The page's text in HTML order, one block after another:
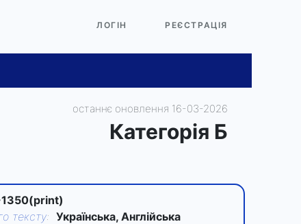
ЛОГІН РЕЄСТРАЦІЯ
останнє оновлення 16-03-2026
Категорiя Б
тексту: Українська, Англійська